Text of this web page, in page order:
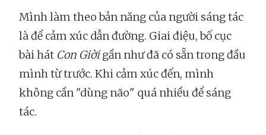
Mình làm theo bản năng của người sáng tác
là để cảm xúc dẫn đường. Giai điệu, bố cục
bài hát Con Giờigần như đã có sẵn trong đầu
mình từ trước. Khi cảm xúc đến, mình
không cần "dùng não" quá nhiều để sáng
tác.